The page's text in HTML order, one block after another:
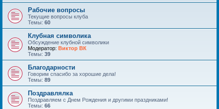
Рабочие вопросы
Текущие вопросы клуба
Темы: 60
Клубная символика
Обсуждение клубной символики
Модератор: Виктор ВК
Темы: 39
Благодарности
Говорим спасибо за хорошие дела!
Темы: 89
Поздравлялка
Поздравляем с Днем Рождения и другими праздниками!
Темы: 66